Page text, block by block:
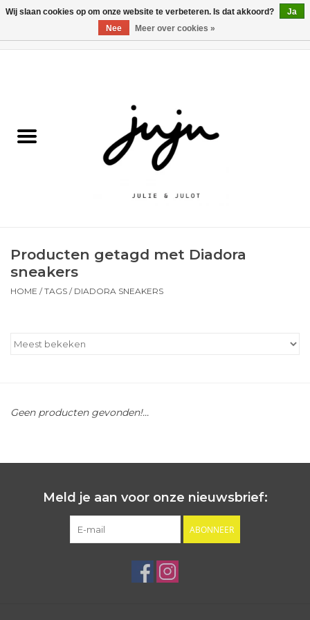
Kledij jongens
Schoenen
Outlet
Cadeaubonnen
Producten getagd met Diadora
sneakers
HOME /TAGS / DIADORA SNEAKERS
Geen producten gevonden!...
Meld je aan voor onze nieuwsbrief:
ABONNEER
Wij slaan cookies op om onze website te verbeteren. Is dat akkoord?
Ja
Nee
Meer over cookies »